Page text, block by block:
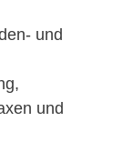
und
und